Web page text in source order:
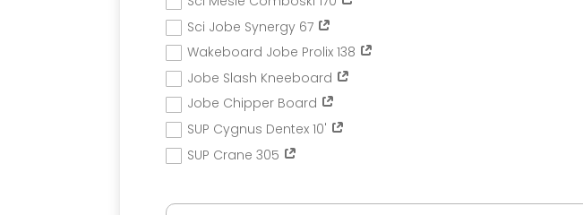
Sci Jobe Synergy 67
Wakeboard Jobe Prolix 138
Jobe Slash Kneeboard
Jobe Chipper Board
SUP Cygnus Dentex 10'
SUP Crane 305